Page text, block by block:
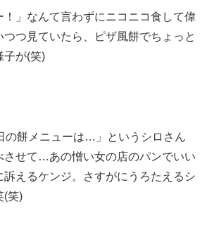
！」なんて言わずにニコニコ食して偉
つ見ていたら、ピザ風餅でちょっと
子が(笑)
の餅メニューは…」というシロさん
させて…あの憎い女の店のパンでいい
えるケンジ。さすがにうろたえるシ
(笑)